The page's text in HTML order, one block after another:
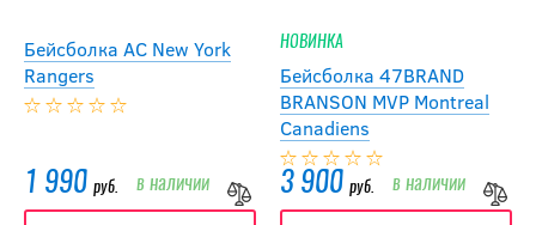
Бейсболка АС New York
Rangers
1 990 руб. в наличии
НОВИНКА
Бейсболка 47BRAND
BRANSON MVP Montreal
Canadiens
3 900 руб. в наличии